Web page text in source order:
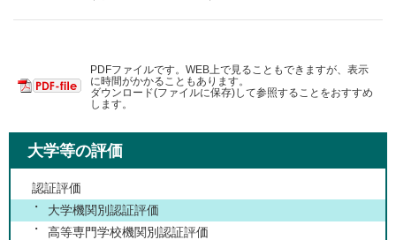
PDFファイルです。WEB上で見ることもできますが、表示
に時間がかかることもあります。
ダウンロード(ファイルに保存)して参照することをおすすめ
します。
大学等の評価
認証評価
大学機関別認証評価
高等専門学校機関別認証評価